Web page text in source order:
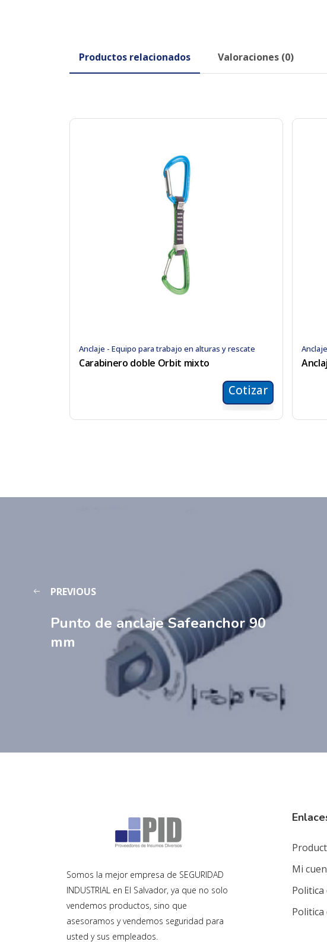
Productos relacionados Valoraciones (0)
Anclaje - Equipo para trabajo en alturas y rescate
Carabinero doble Orbit mixto
Cotizar
PREVIOUS
Punto de anclaje Safeanchor 90
mm
Somos la mejor empresa de SEGURIDAD
INDUSTRIAL en El Salvador, ya que no solo
vendemos productos, sino que
asesoramos y vendemos seguridad para
usted y sus empleados.
Mi
Politica
Politica